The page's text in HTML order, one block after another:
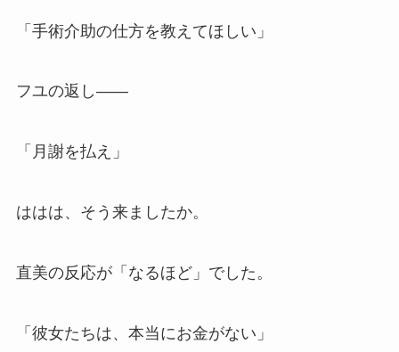
「手術介助の仕方を教えてほしい」
フユの返し——
「月謝を払え」
ははは、そう来ましたか。
直美の反応が「なるほど」でした。
「彼女たちは、本当にお金がない」